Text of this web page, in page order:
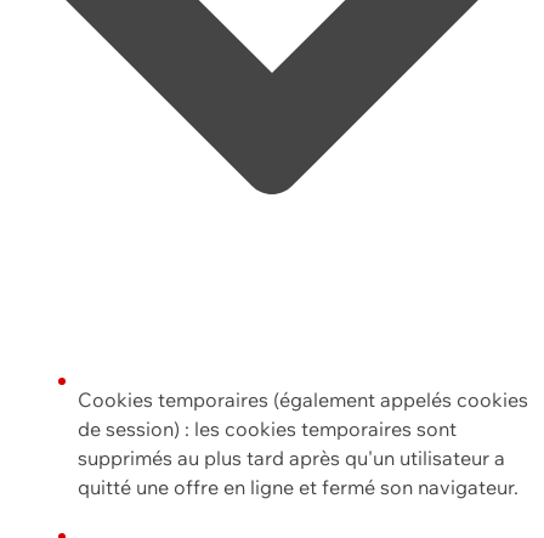
Cookies temporaires (également appelés cookies
de session) : les cookies temporaires sont
supprimés au plus tard après qu'un utilisateur a
quitté une offre en ligne et fermé son navigateur.